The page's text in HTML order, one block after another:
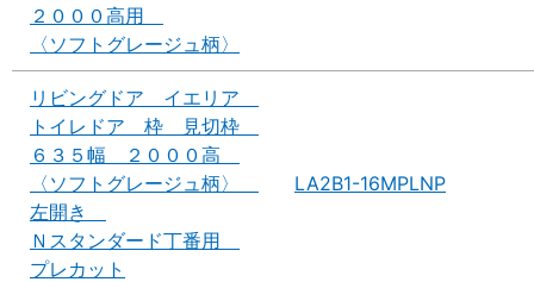
２０００高用
〈ソフトグレージュ柄〉
リビングドア イエリア
トイレドア 枠 見切枠
６３５幅 ２０００高
〈ソフトグレージュ柄〉
左開き
Ｎスタンダード丁番用
プレカット
LA2B1-16MPLNP